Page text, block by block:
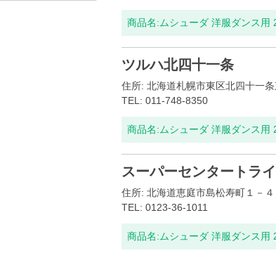
商品名: ムシューダ 洋服ダンス用
ツルハ北四十一条
住所: 北海道札幌市東区北四十一
TEL: 011-748-8350
商品名: ムシューダ 洋服ダンス用
スーパーセンタートラ
住所: 北海道恵庭市島松寿町１－４
TEL: 0123-36-1011
商品名: ムシューダ 洋服ダンス用